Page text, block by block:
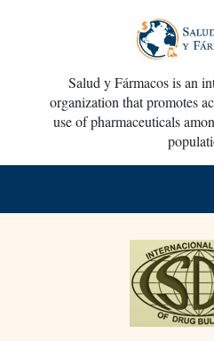
Salud y Fármacos is an
organization that promotes
use of pharmaceuticals